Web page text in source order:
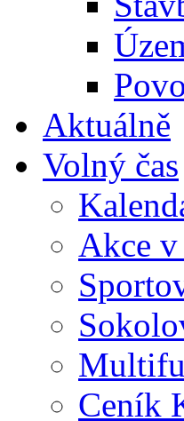
Aktuálně
Volný čas
Akce
Ceník